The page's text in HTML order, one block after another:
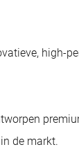
high-
de markt.